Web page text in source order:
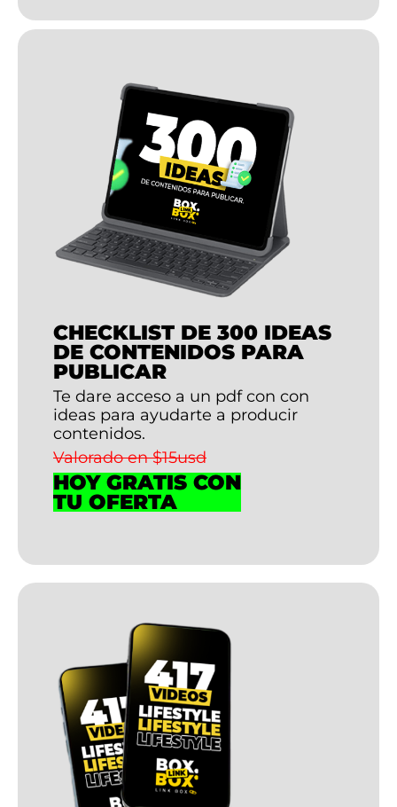
CHECKLIST DE 300 IDEAS
DE CONTENIDOS PARA
PUBLICAR
Te dare acceso a un pdf con con
ideas para ayudarte a producir
contenidos.
Valorado en $15usd
HOY GRATIS CON
TU OFERTA